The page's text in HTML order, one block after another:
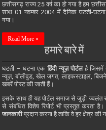
छत्तीसगढ़ राज्य 25 वर्ष का हो गया है हम
साथ 01 नवम्बर 2004 में दैनिक घटती-
गया।
Read More »
हमारे बारे में
घटती – घटना एक हिंदी न्यूज़ पोर्टलहै जिसमें
न्यूज़, बॉलीवुड, खेल जगत, लाइफस्टाइल,
खबरें पोस्ट की जाती हैं।
इसके साथ ही यह पोर्टल समाज से जुड़ी ज्वलंत
से संबंधित विशेष रिपोर्ट भी प्रस्तुत करता है।
जानकारीप्रदान करना है ताकि वे हर क्षेत्र